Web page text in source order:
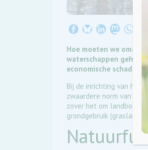
Hoe moeten we
waterschappen
economische schade.
Bij de inrichting van het
zwaardere norm van
zover het om
grondgebruik (grasland